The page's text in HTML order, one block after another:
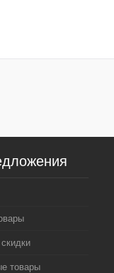
товары